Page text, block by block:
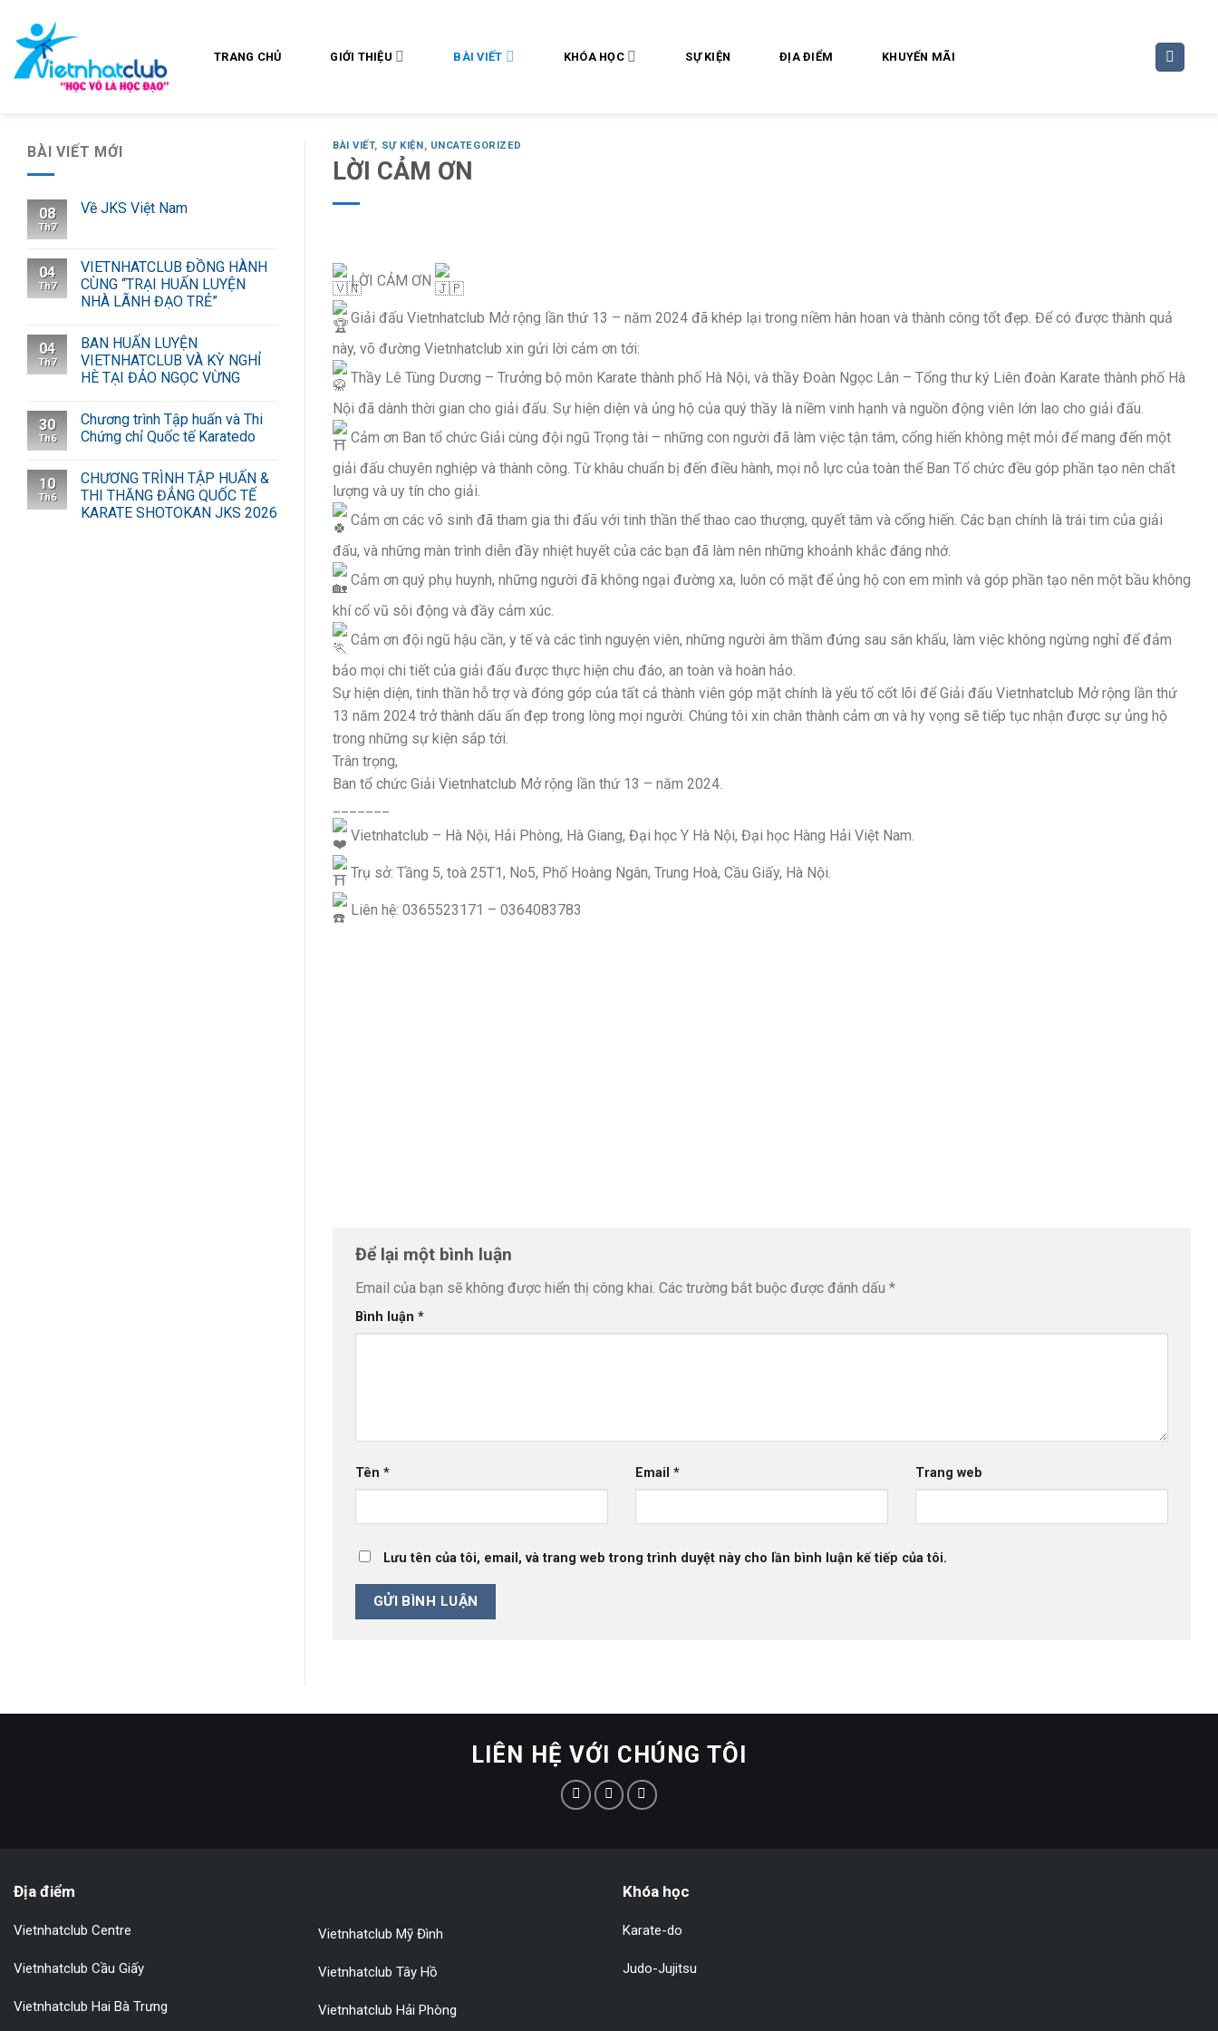
content
TRANG CHỦ GIỚI THIỆU BÀI VIẾT KHÓA HỌC SỰ KIỆN ĐỊA ĐIỂM KHUYẾN MÃI
BÀI VIẾT MỚI
08
Th7
Về JKS Việt Nam
04
Th7
VIETNHATCLUB ĐỒNG HÀNH
CÙNG “TRẠI HUẤN LUYỆN
NHÀ LÃNH ĐẠO TRẺ”
04
Th7
BAN HUẤN LUYỆN
VIETNHATCLUB VÀ KỲ NGHỈ
HÈ TẠI ĐẢO NGỌC VỪNG
30
Th6
Chương trình Tập huấn và Thi
Chứng chỉ Quốc tế Karatedo
10
Th6
CHƯƠNG TRÌNH TẬP HUẤN &
THI THĂNG ĐẲNG QUỐC TẾ
KARATE SHOTOKAN JKS 2026
BÀI VIẾT, SỰ KIỆN, UNCATEGORIZED
LỜI CẢM ƠN
LỜI CẢM ƠN
Giải đấu Vietnhatclub Mở rộng lần thứ 13 – năm 2024 đã khép lại trong niềm hân hoan và thành công tốt đẹp. Để có được thành quả
này, võ đường Vietnhatclub xin gửi lời cảm ơn tới:
Thầy Lê Tùng Dương – Trưởng bộ môn Karate thành phố Hà Nội, và thầy Đoàn Ngọc Lân – Tổng thư ký Liên đoàn Karate thành phố Hà
Nội đã dành thời gian cho giải đấu. Sự hiện diện và ủng hộ của quý thầy là niềm vinh hạnh và nguồn động viên lớn lao cho giải đấu.
Cảm ơn Ban tổ chức Giải cùng đội ngũ Trọng tài – những con người đã làm việc tận tâm, cống hiến không mệt mỏi để mang đến một
giải đấu chuyên nghiệp và thành công. Từ khâu chuẩn bị đến điều hành, mọi nỗ lực của toàn thể Ban Tổ chức đều góp phần tạo nên chất
lượng và uy tín cho giải.
Cảm ơn các võ sinh đã tham gia thi đấu với tinh thần thể thao cao thượng, quyết tâm và cống hiến. Các bạn chính là trái tim của giải
đấu, và những màn trình diễn đầy nhiệt huyết của các bạn đã làm nên những khoảnh khắc đáng nhớ.
Cảm ơn quý phụ huynh, những người đã không ngại đường xa, luôn có mặt để ủng hộ con em mình và góp phần tạo nên một bầu không
khí cổ vũ sôi động và đầy cảm xúc.
Cảm ơn đội ngũ hậu cần, y tế và các tình nguyện viên, những người âm thầm đứng sau sân khấu, làm việc không ngừng nghỉ để đảm
bảo mọi chi tiết của giải đấu được thực hiện chu đáo, an toàn và hoàn hảo.
Sự hiện diện, tinh thần hỗ trợ và đóng góp của tất cả thành viên góp mặt chính là yếu tố cốt lõi để Giải đấu Vietnhatclub Mở rộng lần thứ
13 năm 2024 trở thành dấu ấn đẹp trong lòng mọi người. Chúng tôi xin chân thành cảm ơn và hy vọng sẽ tiếp tục nhận được sự ủng hộ
trong những sự kiện sắp tới.
Trân trọng,
Ban tổ chức Giải Vietnhatclub Mở rộng lần thứ 13 – năm 2024.
Vietnhatclub – Hà Nội, Hải Phòng, Hà Giang, Đại học Y Hà Nội, Đại học Hàng Hải Việt Nam.
Trụ sở: Tầng 5, toà 25T1, No5, Phố Hoàng Ngân, Trung Hoà, Cầu Giấy, Hà Nội.
Liên hệ: 0365523171 – 0364083783
Để lại một bình luận
Email của bạn sẽ không được hiển thị công khai. Các trường bắt buộc được đánh dấu *
Bình luận *
Tên * Email * Trang web
Lưu tên của tôi, email, và trang web trong trình duyệt này cho lần bình luận kế tiếp của tôi.
LIÊN HỆ VỚI CHÚNG TÔI
Địa điểm
Vietnhatclub Centre
Vietnhatclub Cầu Giấy
Vietnhatclub Hai Bà Trưng
Vietnhatclub Mỹ Đình
Vietnhatclub Tây Hồ
Vietnhatclub Hải Phòng
Khóa học
Karate-do
Judo-Jujitsu